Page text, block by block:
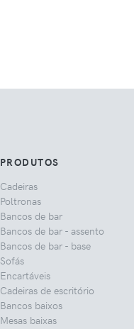
PRODUTOS
Cadeiras
Poltronas
Bancos de bar
Bancos de bar - assento
Bancos de bar - base
Sofás
Encartáveis
Cadeiras de escritório
Bancos baixos
Mesas baixas